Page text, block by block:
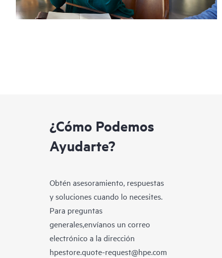
¿Cómo Podemos
Ayudarte?
Obtén asesoramiento, respuestas
y soluciones cuando lo necesites.
Para preguntas
generales,envíanos un correo
electrónico a la dirección
hpestore.quote-request@hpe.com